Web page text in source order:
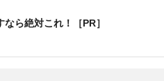
ら絶対これ！［PR］